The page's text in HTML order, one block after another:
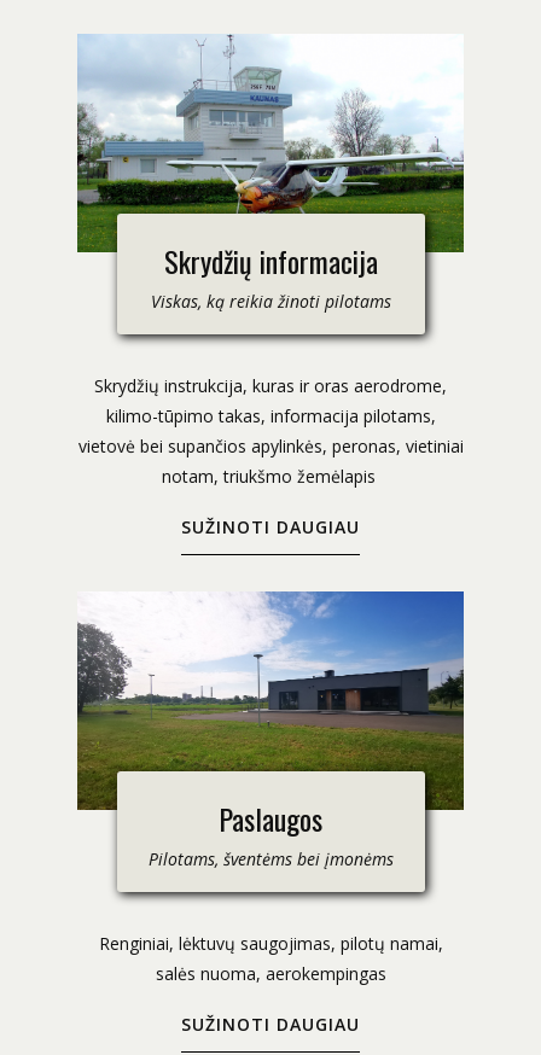
Skrydžių informacija
Viskas, ką reikia žinoti pilotams
Skrydžių instrukcija, kuras ir oras aerodrome,
kilimo-tūpimo takas, informacija pilotams,
vietovė bei supančios apylinkės, peronas, vietiniai
notam, triukšmo žemėlapis
SUŽINOTI DAUGIAU
Paslaugos
Pilotams, šventėms bei įmonėms
Renginiai, lėktuvų saugojimas, pilotų namai,
salės nuoma, aerokempingas
SUŽINOTI DAUGIAU